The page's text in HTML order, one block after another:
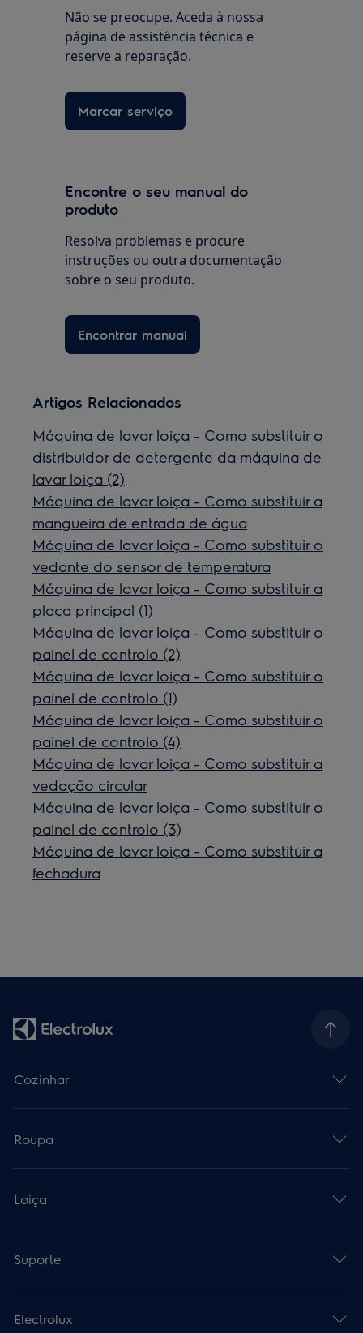
Não se preocupe. Aceda à nossa
página de assistência técnica e
reserve a reparação.
Marcar serviço
Encontre o seu manual do
produto
Resolva problemas e procure
instruções ou outra documentação
sobre o seu produto.
Encontrar manual
Artigos Relacionados
Máquina de lavar loiça - Como substituir o
distribuidor de detergente da máquina de
lavar loiça (2)
Máquina de lavar loiça - Como substituir a
mangueira de entrada de água
Máquina de lavar loiça - Como substituir o
vedante do sensor de temperatura
Máquina de lavar loiça - Como substituir a
placa principal (1)
Máquina de lavar loiça - Como substituir o
painel de controlo (2)
Máquina de lavar loiça - Como substituir o
painel de controlo (1)
Máquina de lavar loiça - Como substituir o
painel de controlo (4)
Máquina de lavar loiça - Como substituir a
vedação circular
Máquina de lavar loiça - Como substituir o
painel de controlo (3)
Máquina de lavar loiça - Como substituir a
fechadura
Cozinhar
Roupa
Loiça
Suporte
Electrolux